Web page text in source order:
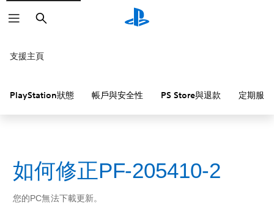
搜
尋
支援主頁
PlayStation狀態 帳戶與安全性 PS Store與退款 定期服務
如何修正PF-205410-2
您的PC無法下載更新。